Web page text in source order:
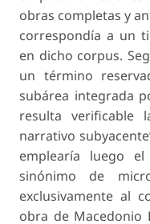
obras completas y
correspondía a un
en dicho corpus.
un término
subárea integrada
resulta verificable
narrativo
emplearía luego
sinónimo de
exclusivamente al
obra de Macedonio